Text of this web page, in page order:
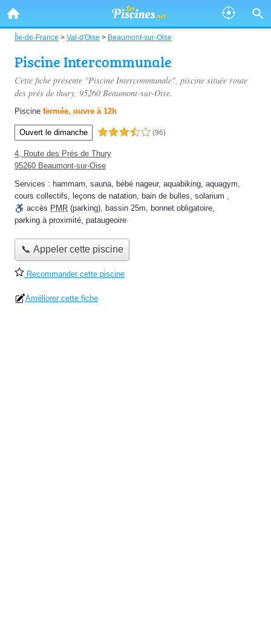
Île-de-France > Val-d'Oise > Beaumont-sur-Oise
Piscine Intercommunale
Cette fiche présente "Piscine Intercommunale", piscine située route
des prés de thury, 95260 Beaumont-sur-Oise.
Piscine fermée, ouvre à 12h
Ouvert le dimanche 3,5 étoiles sur 5 (96)
4, Route des Prés de Thury
95260 Beaumont-sur-Oise
Services : hammam, sauna, bébé nageur, aquabiking, aquagym,
cours collectifs, leçons de natation, bain de bulles, solarium ,
accès PMR (parking), bassin 25m, bonnet obligatoire,
parking à proximité, pataugeoire
📞 Appeler cette piscine
Recommander cette piscine
Améliorer cette fiche